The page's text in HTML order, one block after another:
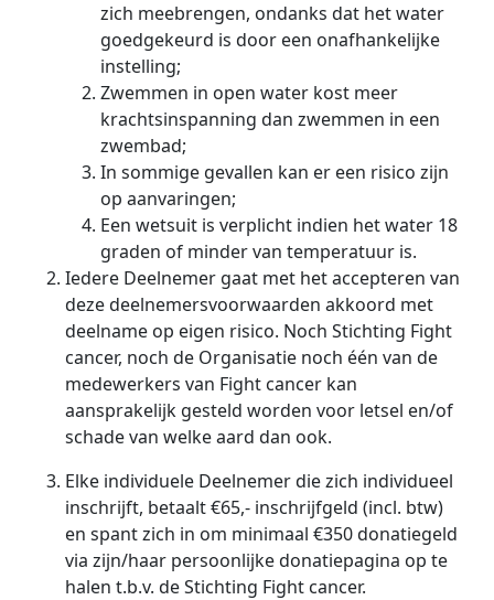
zich meebrengen, ondanks dat het water
goedgekeurd is door een onafhankelijke
instelling;
Zwemmen in open water kost meer
krachtsinspanning dan zwemmen in een
zwembad;
In sommige gevallen kan er een risico zijn
op aanvaringen;
Een wetsuit is verplicht indien het water 18
graden of minder van temperatuur is.
Iedere Deelnemer gaat met het accepteren van
deze deelnemersvoorwaarden akkoord met
deelname op eigen risico. Noch Stichting Fight
cancer, noch de Organisatie noch één van de
medewerkers van Fight cancer kan
aansprakelijk gesteld worden voor letsel en/of
schade van welke aard dan ook.
Elke individuele Deelnemer die zich individueel
inschrijft, betaalt €65,- inschrijfgeld (incl. btw)
en spant zich in om minimaal €350 donatiegeld
via zijn/haar persoonlijke donatiepagina op te
halen t.b.v. de Stichting Fight cancer.